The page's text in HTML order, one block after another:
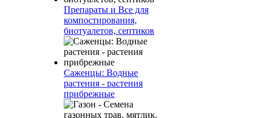
Препараты и Все для
компостирования,
биотуалетов, септиков
Саженцы: Водные
растения - растения
прибрежные